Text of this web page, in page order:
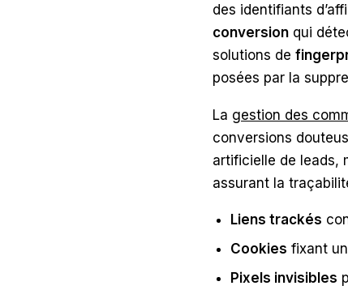
des identifiants
conversion qui
solutions de
posées par la
La gestion des
conversions
artificielle de leads,
assurant la
Liens trackés
Cookies fixant
Pixels invisibles